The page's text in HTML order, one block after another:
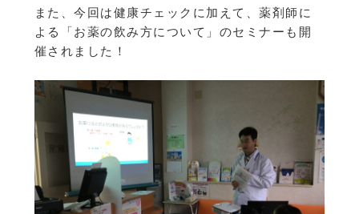
また、今回は健康チェックに加えて、薬剤師に
よる「お薬の飲み方について」のセミナーも開
催されました！